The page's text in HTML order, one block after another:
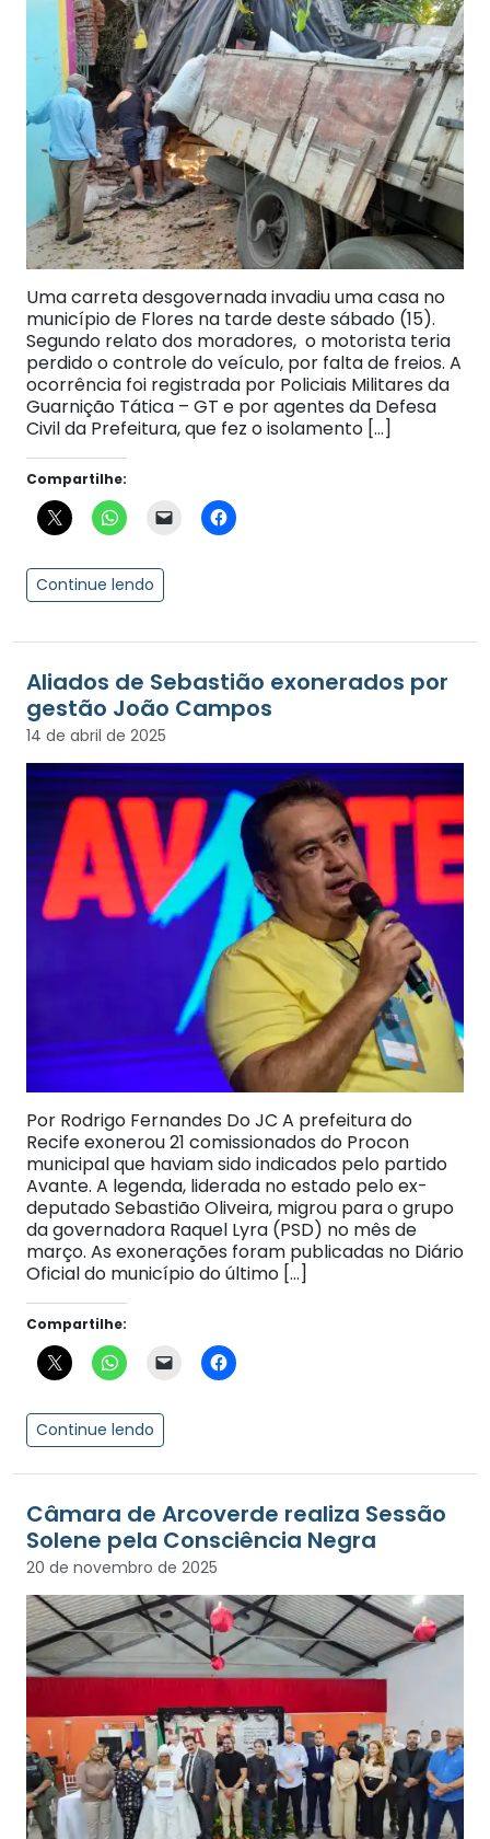
Uma carreta desgovernada invadiu uma casa no
município de Flores na tarde deste sábado (15).
Segundo relato dos moradores, o motorista teria
perdido o controle do veículo, por falta de freios. A
ocorrência foi registrada por Policiais Militares da
Guarnição Tática – GT e por agentes da Defesa
Civil da Prefeitura, que fez o isolamento […]
Compartilhe:
Continue lendo
Aliados de Sebastião exonerados por
gestão João Campos
14 de abril de 2025
Por Rodrigo Fernandes Do JC A prefeitura do
Recife exonerou 21 comissionados do Procon
municipal que haviam sido indicados pelo partido
Avante. A legenda, liderada no estado pelo ex-
deputado Sebastião Oliveira, migrou para o grupo
da governadora Raquel Lyra (PSD) no mês de
março. As exonerações foram publicadas no Diário
Oficial do município do último […]
Compartilhe:
Continue lendo
Câmara de Arcoverde realiza Sessão
Solene pela Consciência Negra
20 de novembro de 2025